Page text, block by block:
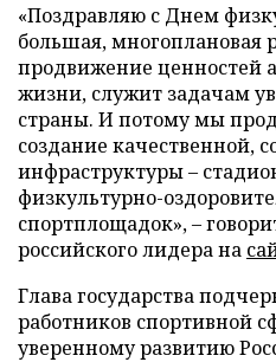
«Поздравляю с Днем
большая, многоплановая
продвижение ценностей
жизни, служит задачам
страны. И потому мы
создание качественной,
инфраструктуры –
физкультурно-
спортплощадок», –
российского лидера на
Глава государства
работников спортивной
уверенному развитию